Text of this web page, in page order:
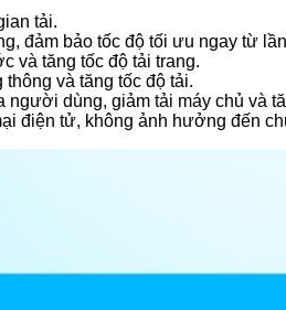
tải.
đảm bảo tốc độ tối ưu ngay từ
và tăng tốc độ tải trang.
và tăng tốc độ tải.
dùng, giảm tải máy chủ và
điện tử, không ảnh hưởng đến